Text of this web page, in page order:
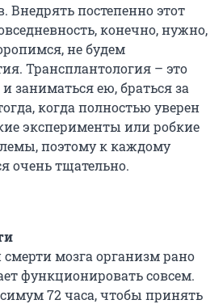
Внедрять постепенно этот
конечно, нужно,
не будем
Трансплантология – это
заниматься ею, браться за
когда полностью уверен
эксперименты или робкие
поэтому к каждому
очень тщательно.
мозга организм рано
функционировать совсем.
72 часа, чтобы принять